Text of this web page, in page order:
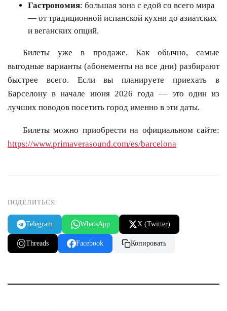
Гастрономия: большая зона с едой со всего мира
— от традиционной испанской кухни до азиатских
и веганских опций.
Билеты уже в продаже. Как обычно, самые
выгодные варианты (абонементы на все дни) разбирают
быстрее всего. Если вы планируете приехать в
Барселону в начале июня 2026 года — это один из
лучших поводов посетить город именно в эти даты.
Билеты можно приобрести на официальном сайте:
https://www.primaverasound.com/es/barcelona
ПОДЕЛИТЬСЯ
Telegram WhatsApp X (Twitter)
Threads Facebook Копировать